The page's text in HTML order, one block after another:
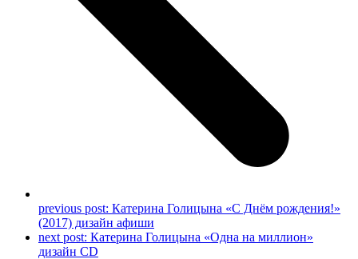
previous post: Катерина Голицына «С Днём рождения!»
(2017) дизайн афиши
next post: Катерина Голицына «Одна на миллион»
дизайн CD